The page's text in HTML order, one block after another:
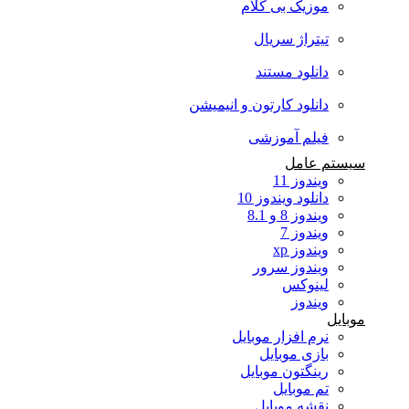
موزیک بی کلام
تیتراژ سریال
دانلود مستند
دانلود کارتون و انیمیشن
فیلم آموزشی
سیستم عامل
ویندوز 11
دانلود ویندوز 10
ویندوز 8 و 8.1
ویندوز 7
ویندوز xp
ویندوز سرور
لینوکس
ویندوز
نرم افزار موبایل
بازی موبایل
رینگتون موبایل
تم موبایل
نقشه موبایل